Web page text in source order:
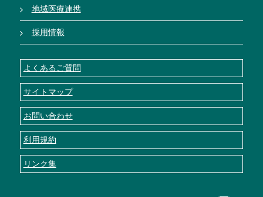
地域医療連携
採用情報
よくあるご質問
サイトマップ
お問い合わせ
利用規約
リンク集